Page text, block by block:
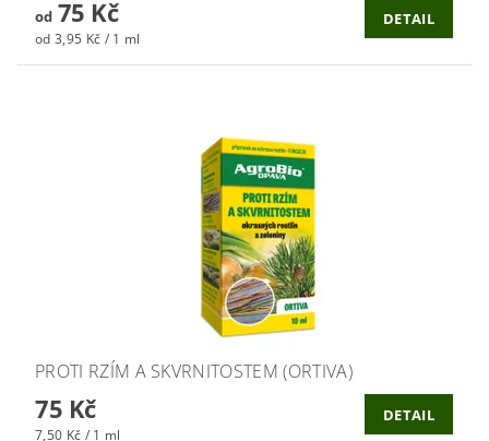
od75 Kč
od 3,95 Kč / 1 ml
DETAIL
PROTI RZÍM A SKVRNITOSTEM (ORTIVA)
75 Kč
7,50 Kč / 1 ml
DETAIL